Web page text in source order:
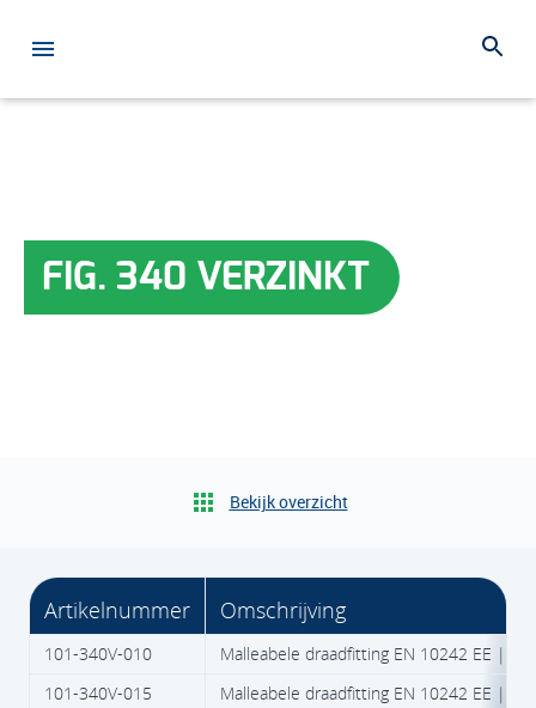
FIG. 340 VERZINKT
Bekijk overzicht
Artikelnummer Omschrijving
101-340V-010
Malleabele draadfitting EN 10242 EE |
101-340V-015
Malleabele draadfitting EN 10242 EE |